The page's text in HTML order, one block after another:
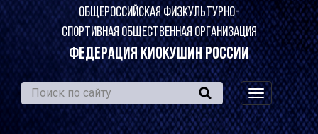
ОБЩЕРОССИЙСКАЯ ФИЗКУЛЬТУРНО-
СПОРТИВНАЯ ОБЩЕСТВЕННАЯ ОРГАНИЗАЦИЯ
ФЕДЕРАЦИЯ КИОКУШИН РОССИИ
навигация
по
сайту